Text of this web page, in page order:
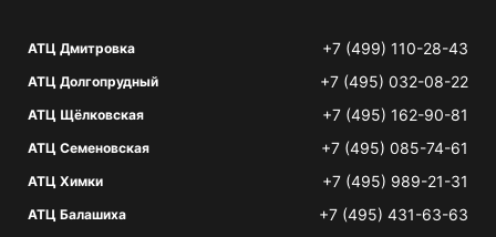
АТЦ Дмитровка +7 (499) 110-28-43
АТЦ Долгопрудный +7 (495) 032-08-22
АТЦ Щёлковская +7 (495) 162-90-81
АТЦ Семеновская +7 (495) 085-74-61
АТЦ Химки +7 (495) 989-21-31
АТЦ Балашиха +7 (495) 431-63-63